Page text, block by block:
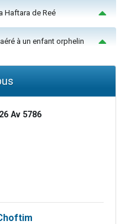
Haftara de Reé
à un enfant orphelin
Av 5786